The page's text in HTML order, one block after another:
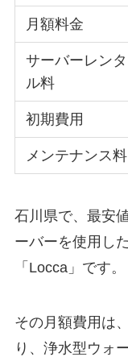
月額料金
サーバーレンタ
ル料
初期費用
メンテナンス料
石川県で、最安
ーバーを使用し
「Locca」です。
その月額費用は
り、浄水型ウォ